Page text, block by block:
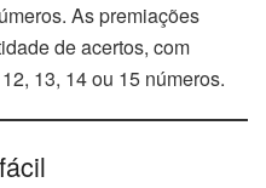
As premiações
de acertos, com
13, 14 ou 15 números.